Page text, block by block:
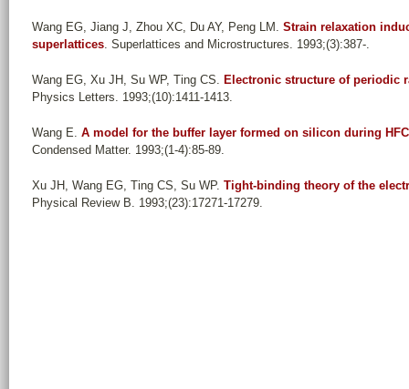
Wang EG, Jiang J, Zhou XC, Du AY, Peng LM . Strain relaxation
superlattices. Superlattices and Microstructures. 1993;(3):387-.
Wang EG, Xu JH, Su WP, Ting CS. Electronic structure of periodic
Physics Letters. 1993;(10):1411-1413.
Wang E. A model for the buffer layer formed on silicon during
Condensed Matter. 1993;(1-4):85-89.
Xu JH, Wang EG, Ting CS, Su WP. Tight-binding theory of the
Physical Review B. 1993;(23):17271-17279.